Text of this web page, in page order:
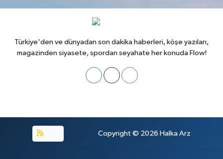
Türkiye'den ve dünyadan son dakika haberleri, köşe yazıları,
magazinden siyasete, spordan seyahate her konuda Flow!
Copyright © 2026 Halka Arz